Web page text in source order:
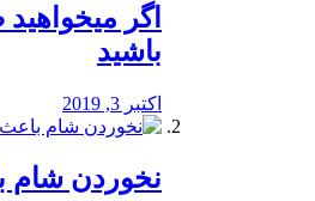
اگر
باشید
اکتبر 3, 2019
نخوردن شام